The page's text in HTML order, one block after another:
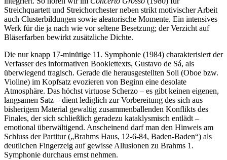
Streichquartett und Streichorchester neben strikt motivischer Arbeit
auch Clusterbildungen sowie aleatorische Momente. Ein intensives
Werk für die ja nach wie vor seltene Besetzung; der Verzicht auf
Bläserfarben bewirkt zusätzliche Dichte.
Die nur knapp 17-minütige 11. Symphonie (1984) charakterisiert der
Verfasser des informativen Booklettexts, Gustavo de Sá, als
überwiegend tragisch. Gerade die herausgestellten Soli (Oboe bzw.
Violine) im Kopfsatz evozieren von Beginn eine desolate
Atmosphäre. Das höchst virtuose Scherzo – es gibt keinen eigenen,
langsamen Satz – dient lediglich zur Vorbereitung des sich aus
bisherigem Material gewaltig zusammenballenden Konflikts des
Finales, der sich schließlich geradezu kataklysmisch entlädt –
emotional überwältigend. Anscheinend darf man den Hinweis am
Schluss der Partitur („Brahms Haus, 12-6-84, Baden-Baden“) als
deutlichen Fingerzeig auf gewisse Allusionen zu Brahms 1.
Symphonie durchaus ernst nehmen.